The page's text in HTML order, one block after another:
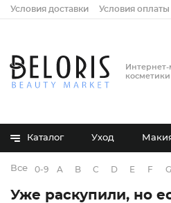
Условия доставки Условия оплаты
Интернет-
Каталог Уход
Все бренды
0-9 A B C D E F G
Уже раскупили, но